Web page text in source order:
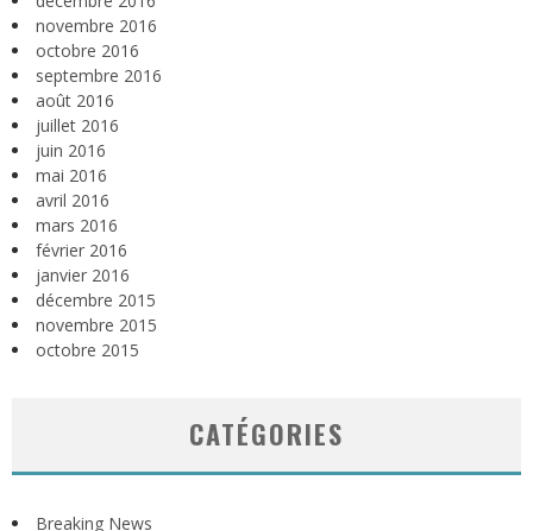
novembre 2016
octobre 2016
septembre 2016
août 2016
juillet 2016
juin 2016
mai 2016
avril 2016
mars 2016
février 2016
janvier 2016
décembre 2015
novembre 2015
octobre 2015
CATÉGORIES
Breaking News